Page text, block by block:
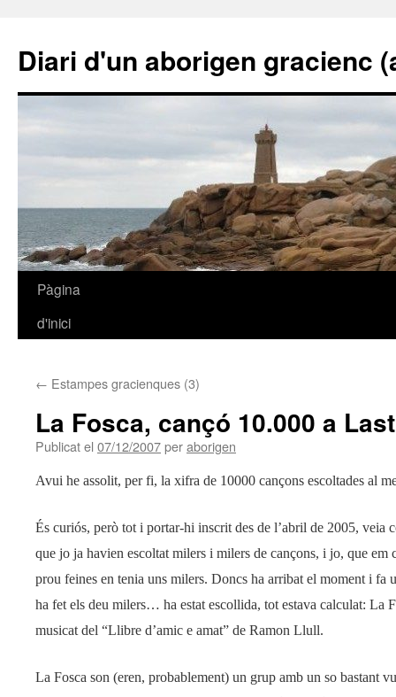
Diari d'un aborigen gracienc
VésPàgina
d'inici
← Estampes gracienques (3)
La Fosca, cançó 10.000 a
Publicat el 07/12/2007peraborigen
Avui he assolit, per fi, la xifra de 10000 cançons escoltades al
És curiós, però tot i portar-hi inscrit des de l’abril de 2005, veia
que jo ja havien escoltat milers i milers de cançons, i jo, que em
prou feines en tenia uns milers. Doncs ha arribat el moment i fa
ha fet els deu milers… ha estat escollida, tot estava calculat: La
musicat del “Llibre d’amic e amat” de Ramon Llull.
La Fosca son (eren, probablement) un grup amb un so bastant